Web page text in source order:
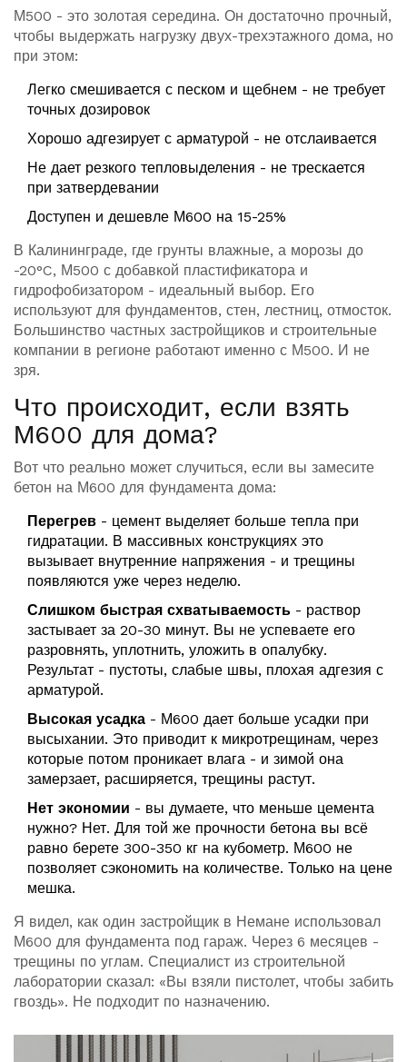
М500 - это золотая середина. Он достаточно прочный,
чтобы выдержать нагрузку двух-трехэтажного дома, но
при этом:
Легко смешивается с песком и щебнем - не требует
точных дозировок
Хорошо адгезирует с арматурой - не отслаивается
Не дает резкого тепловыделения - не трескается
при затвердевании
Доступен и дешевле М600 на 15-25%
В Калининграде, где грунты влажные, а морозы до
-20°C, М500 с добавкой пластификатора и
гидрофобизатором - идеальный выбор. Его
используют для фундаментов, стен, лестниц, отмосток.
Большинство частных застройщиков и строительные
компании в регионе работают именно с М500. И не
зря.
Что происходит, если взять
М600 для дома?
Вот что реально может случиться, если вы замесите
бетон на М600 для фундамента дома:
Перегрев - цемент выделяет больше тепла при
гидратации. В массивных конструкциях это
вызывает внутренние напряжения - и трещины
появляются уже через неделю.
Слишком быстрая схватываемость - раствор
застывает за 20-30 минут. Вы не успеваете его
разровнять, уплотнить, уложить в опалубку.
Результат - пустоты, слабые швы, плохая адгезия с
арматурой.
Высокая усадка - М600 дает больше усадки при
высыхании. Это приводит к микротрещинам, через
которые потом проникает влага - и зимой она
замерзает, расширяется, трещины растут.
Нет экономии - вы думаете, что меньше цемента
нужно? Нет. Для той же прочности бетона вы всё
равно берете 300-350 кг на кубометр. М600 не
позволяет сэкономить на количестве. Только на цене
мешка.
Я видел, как один застройщик в Немане использовал
М600 для фундамента под гараж. Через 6 месяцев -
трещины по углам. Специалист из строительной
лаборатории сказал: «Вы взяли пистолет, чтобы забить
гвоздь». Не подходит по назначению.